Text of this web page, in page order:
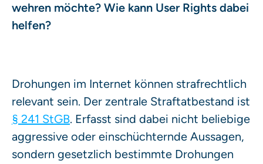
wehren möchte? Wie kann User Rights dabei
helfen?
Drohungen im Internet können strafrechtlich
relevant sein. Der zentrale Straftatbestand ist
§ 241 StGB. Erfasst sind dabei nicht beliebige
aggressive oder einschüchternde Aussagen,
sondern gesetzlich bestimmte Drohungen